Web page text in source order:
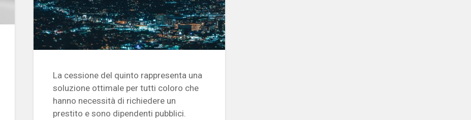
La cessione del quinto rappresenta una
soluzione ottimale per tutti coloro che
hanno necessità di richiedere un
prestito e sono dipendenti pubblici.